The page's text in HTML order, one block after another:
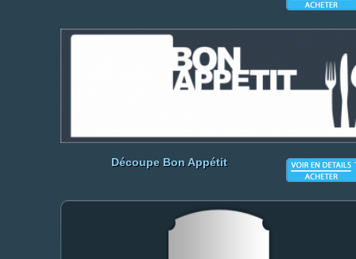
Découpe Bon Appétit